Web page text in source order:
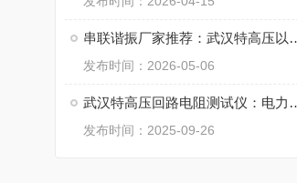
串联谐振厂家推荐：武
发布时间：2026-05-06
武汉特高压回路电阻测试
发布时间：2025-09-26